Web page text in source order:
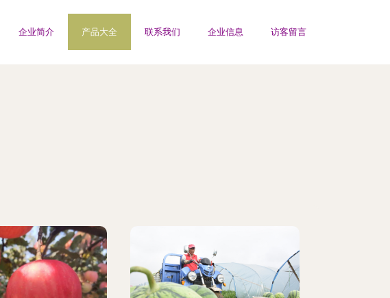
企业简介 产品大全 联系我们 企业信息 访客留言